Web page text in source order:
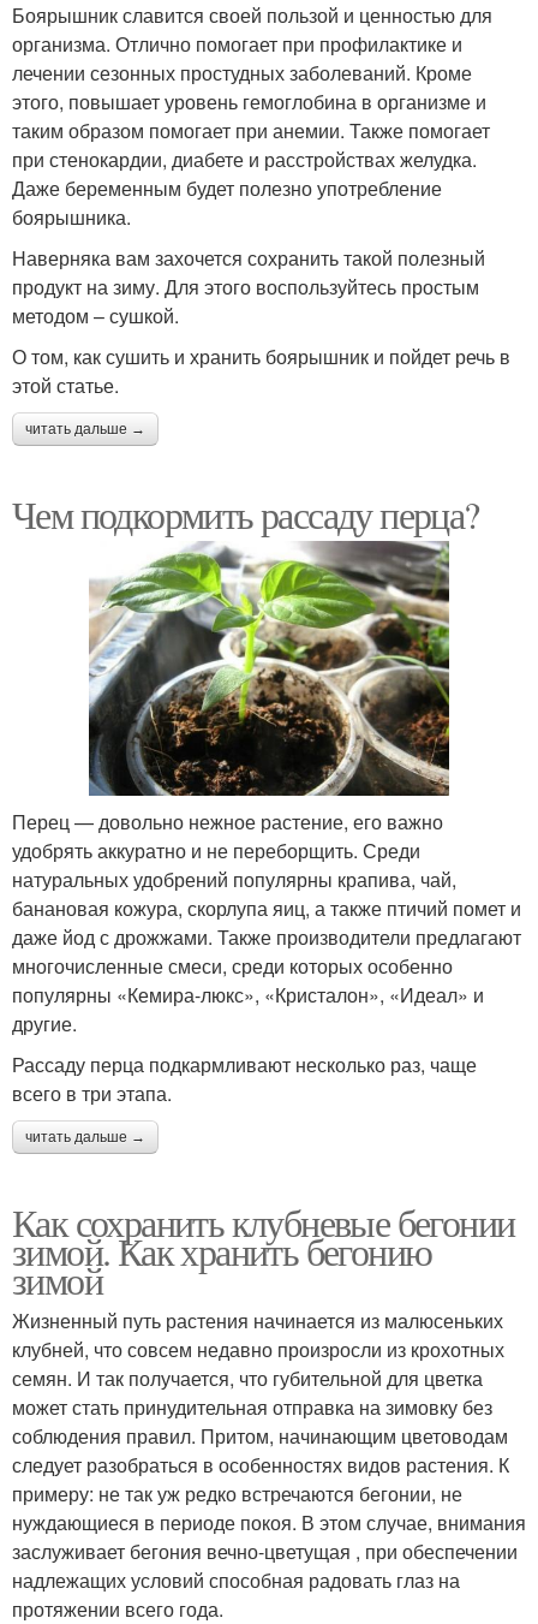
Боярышник славится своей пользой и ценностью для
организма. Отлично помогает при профилактике и
лечении сезонных простудных заболеваний. Кроме
этого, повышает уровень гемоглобина в организме и
таким образом помогает при анемии. Также помогает
при стенокардии, диабете и расстройствах желудка.
Даже беременным будет полезно употребление
боярышника.
Наверняка вам захочется сохранить такой полезный
продукт на зиму. Для этого воспользуйтесь простым
методом – сушкой.
О том, как сушить и хранить боярышник и пойдет речь в
этой статье.
читать дальше →
Чем подкормить рассаду перца?
Перец — довольно нежное растение, его важно
удобрять аккуратно и не переборщить. Среди
натуральных удобрений популярны крапива, чай,
банановая кожура, скорлупа яиц, а также птичий помет и
даже йод с дрожжами. Также производители предлагают
многочисленные смеси, среди которых особенно
популярны «Кемира-люкс», «Кристалон», «Идеал» и
другие.
Рассаду перца подкармливают несколько раз, чаще
всего в три этапа.
читать дальше →
Как сохранить клубневые бегонии
зимой. Как хранить бегонию
зимой
Жизненный путь растения начинается из малюсеньких
клубней, что совсем недавно произросли из крохотных
семян. И так получается, что губительной для цветка
может стать принудительная отправка на зимовку без
соблюдения правил. Притом, начинающим цветоводам
следует разобраться в особенностях видов растения. К
примеру: не так уж редко встречаются бегонии, не
нуждающиеся в периоде покоя. В этом случае, внимания
заслуживает бегония вечно-цветущая , при обеспечении
надлежащих условий способная радовать глаз на
протяжении всего года.